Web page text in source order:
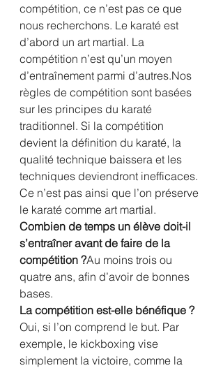
compétition, ce n’est pas ce que
nous recherchons. Le karaté est
d’abord un art martial. La
compétition n’est qu’un moyen
d’entraînement parmi d’autres.Nos
règles de compétition sont basées
sur les principes du karaté
traditionnel. Si la compétition
devient la définition du karaté, la
qualité technique baissera et les
techniques deviendront inefficaces.
Ce n’est pas ainsi que l’on préserve
le karaté comme art martial.
Combien de temps un élève doit-il
s’entraîner avant de faire de la
compétition ?Au moins trois ou
quatre ans, afin d’avoir de bonnes
bases.
La compétition est-elle bénéfique ?
Oui, si l’on comprend le but. Par
exemple, le kickboxing vise
simplement la victoire, comme la